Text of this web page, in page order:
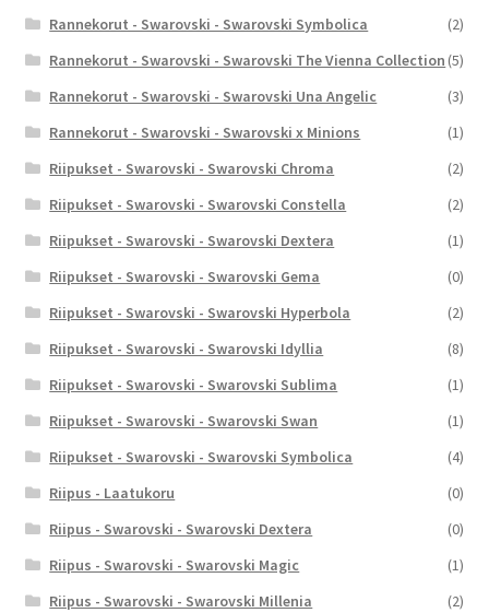
Rannekorut - Swarovski - Swarovski Symbolica
(2)
Rannekorut - Swarovski - Swarovski The Vienna Collection (5)
Rannekorut - Swarovski - Swarovski Una Angelic
(3)
Rannekorut - Swarovski - Swarovski x Minions
(1)
Riipukset - Swarovski - Swarovski Chroma
(2)
Riipukset - Swarovski - Swarovski Constella
(2)
Riipukset - Swarovski - Swarovski Dextera
(1)
Riipukset - Swarovski - Swarovski Gema
(0)
Riipukset - Swarovski - Swarovski Hyperbola
(2)
Riipukset - Swarovski - Swarovski Idyllia
(8)
Riipukset - Swarovski - Swarovski Sublima
(1)
Riipukset - Swarovski - Swarovski Swan
(1)
Riipukset - Swarovski - Swarovski Symbolica
(4)
Riipus - Laatukoru
(0)
Riipus - Swarovski - Swarovski Dextera
(0)
Riipus - Swarovski - Swarovski Magic
(1)
Riipus - Swarovski - Swarovski Millenia
(2)